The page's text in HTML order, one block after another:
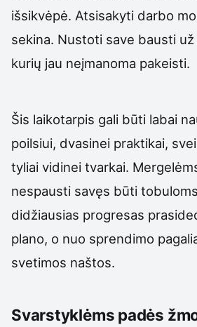
išsikvėpė. Atsisakyti darbo
sekina. Nustoti save bausti
kurių jau neįmanoma pakeisti.
Šis laikotarpis gali būti labai
poilsiui, dvasinei praktikai,
tyliai vidinei tvarkai.
nespausti savęs būti
didžiausias progresas
plano, o nuo sprendimo
svetimos naštos.
Svarstyklėms padės